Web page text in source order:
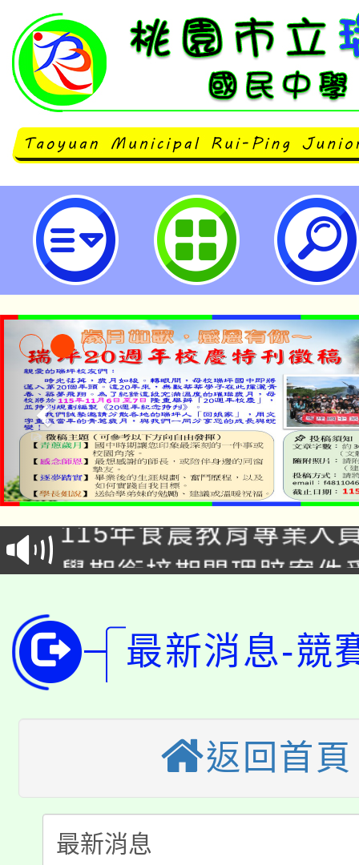
主旨：茲再次函請貴單位配合辦理
屆書聖盃書法比賽」實施計畫乙份
籍桃園市或就學於本市各級學校者
期前踴躍報名參加，並請協助廣為
桃園市立瑞坪國民中學
淨零綠生活教案入校路
會
115年食農教育專業人
程
學期銜接期間理賠案件
版
公告本校115學年度第
代理(課)教師甄選結果(
「2026金融保險知識
車」活動
桃園市115學年度學生
生本土語及新住民語歌
公告本校115學年度第
代理(課)教師甄選結果(
公告本校115學年度第
代理(課)教師甄選結果(
轉知中國文化大學推廣
最新消息-競
返回首頁